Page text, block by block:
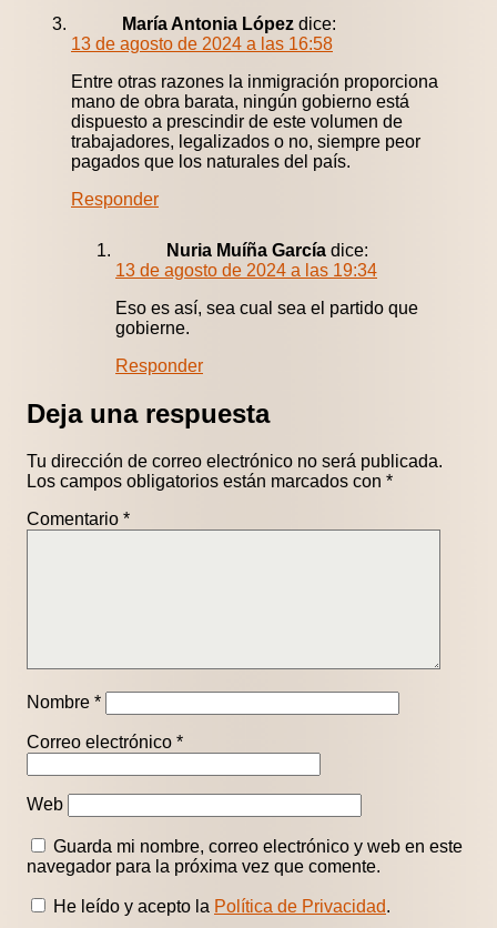
María Antonia López dice:
13 de agosto de 2024 a las 16:58
Entre otras razones la inmigración proporciona
mano de obra barata, ningún gobierno está
dispuesto a prescindir de este volumen de
trabajadores, legalizados o no, siempre peor
pagados que los naturales del país.
Responder
Nuria Muíña García dice:
13 de agosto de 2024 a las 19:34
Eso es así, sea cual sea el partido que
gobierne.
Responder
Deja una respuesta
Tu dirección de correo electrónico no será publicada.
Los campos obligatorios están marcados con *
Comentario *
Nombre *
Correo electrónico *
Web
Guarda mi nombre, correo electrónico y web en este
navegador para la próxima vez que comente.
He leído y acepto la Política de Privacidad.